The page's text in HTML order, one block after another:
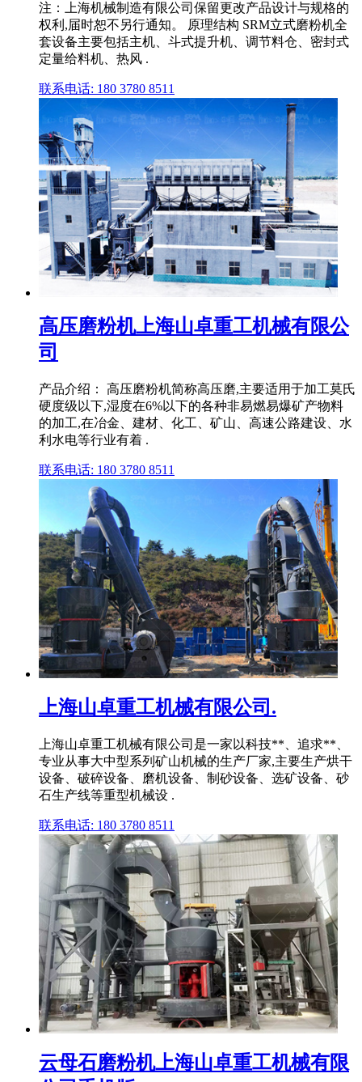
注：上海机械制造有限公司保留更改产品设计与规格的
权利,届时恕不另行通知。 原理结构 SRM立式磨粉机全
套设备主要包括主机、斗式提升机、调节料仓、密封式
定量给料机、热风 .
联系电话: 180 3780 8511
高压磨粉机上海山卓重工机械有限公
司
产品介绍： 高压磨粉机简称高压磨,主要适用于加工莫氏
硬度级以下,湿度在6%以下的各种非易燃易爆矿产物料
的加工,在冶金、建材、化工、矿山、高速公路建设、水
利水电等行业有着 .
联系电话: 180 3780 8511
上海山卓重工机械有限公司.
上海山卓重工机械有限公司是一家以科技**、追求**、
专业从事大中型系列矿山机械的生产厂家,主要生产烘干
设备、破碎设备、磨机设备、制砂设备、选矿设备、砂
石生产线等重型机械设 .
联系电话: 180 3780 8511
云母石磨粉机上海山卓重工机械有限